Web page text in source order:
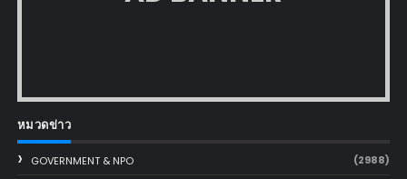
หมวดข่าว
GOVERNMENT & NPO (2988)